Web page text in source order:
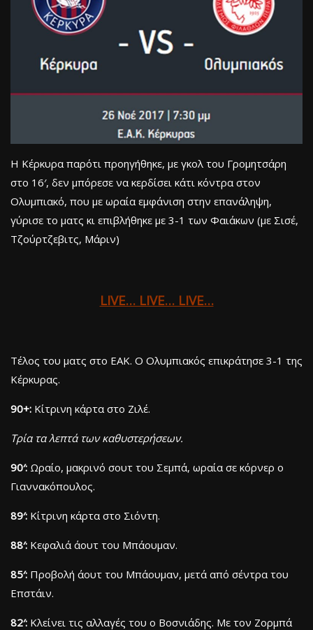
Η Κέρκυρα παρότι προηγήθηκε, με γκολ του Γρομητσάρη
στο 16′, δεν μπόρεσε να κερδίσει κάτι κόντρα στον
Ολυμπιακό, που με ωραία εμφάνιση στην επανάληψη,
γύρισε το ματς κι επιβλήθηκε με 3-1 των Φαιάκων (με Σισέ,
Τζούρτζεβιτς, Μάριν)
LIVE… LIVE… LIVE…
Τέλος του ματς στο ΕΑΚ. Ο Ολυμπιακός επικράτησε 3-1 της
Κέρκυρας.
90+: Κίτρινη κάρτα στο Ζιλέ.
Τρία τα λεπτά των καθυστερήσεων.
90′: Ωραίο, μακρινό σουτ του Σεμπά, ωραία σε κόρνερ ο
Γιαννακόπουλος.
89′: Κίτρινη κάρτα στο Σιόντη.
88′: Κεφαλιά άουτ του Μπάουμαν.
85′: Προβολή άουτ του Μπάουμαν, μετά από σέντρα του
Επστάιν.
82′: Κλείνει τις αλλαγές του ο Βοσνιάδης. Με τον Ζορμπά